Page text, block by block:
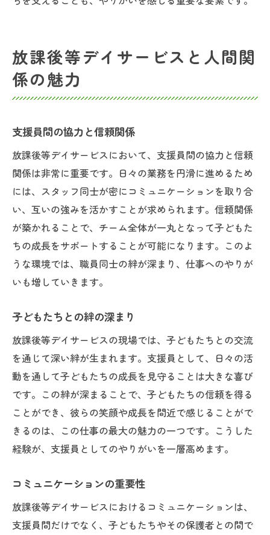
放課後等デイサービスと人間関
係の魅力
支援員間の協力と信頼関係
放課後等デイサービスにおいて、支援員間の協力と信頼
関係は非常に重要です。日々の業務を円滑に進めるため
には、スタッフ同士が密にコミュニケーションを取り合
い、互いの強みを活かすことが求められます。信頼関係
が築かれることで、チーム全体が一丸となって子どもた
ちの成長をサポートすることが可能になります。このよ
うな環境では、職員同士の絆が深まり、仕事へのやりが
いも増していきます。
子どもたちとの絆の深まり
放課後等デイサービスの現場では、子どもたちとの交流
を通じて深い絆が生まれます。支援員として、日々の活
動を通して子どもたちの成長を見守ることは大きな喜び
です。この絆が深まることで、子どもたちの信頼を得る
ことができ、彼らの笑顔や成長を間近で感じることがで
きるのは、この仕事の最大の魅力の一つです。こうした
経験が、支援員としてのやりがいを一層高めます。
コミュニケーションの重要性
放課後等デイサービスにおけるコミュニケーションは、
支援員間だけでなく、子どもたちやその保護者との間で